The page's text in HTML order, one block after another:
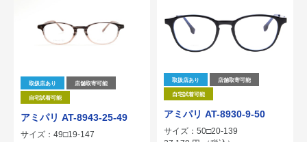
取扱店あり 店舗取寄可能
自宅試着可能
アミパリ AT-8943-25-49
サイズ：49□19-147
取扱店あり 店舗取寄可能
自宅試着可能
アミパリ AT-8930-9-50
サイズ：50□20-139